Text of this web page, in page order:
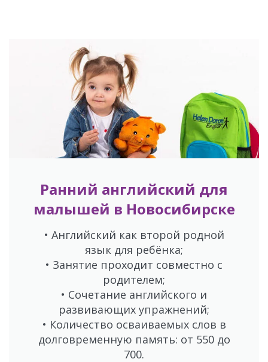
Ранний английский для
малышей в Новосибирске
• Английский как второй родной
язык для ребёнка;
• Занятие проходит совместно с
родителем;
• Сочетание английского и
развивающих упражнений;
• Количество осваиваемых слов в
долговременную память: от 550 до
700.